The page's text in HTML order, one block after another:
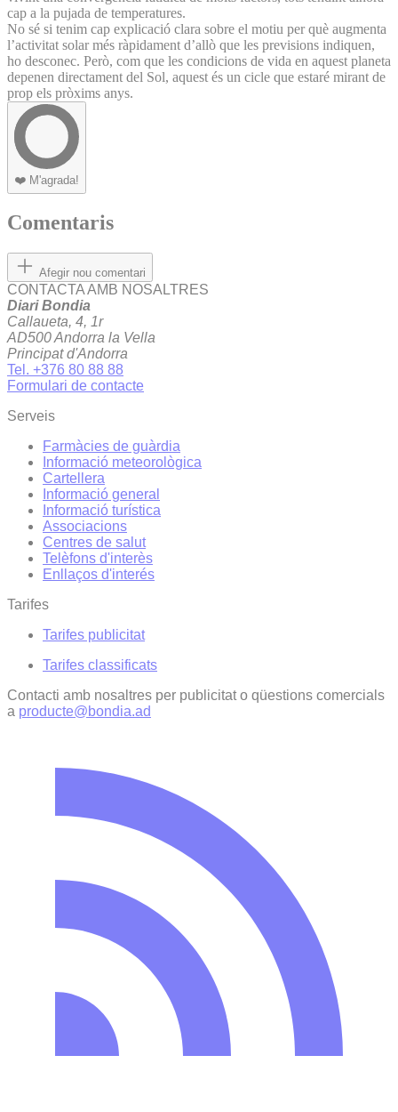
cap a la pujada de temperatures.
No sé si tenim cap explicació clara sobre el motiu per què augmenta
l’activitat solar més ràpidament d’allò que les previsions indiquen,
ho desconec. Però, com que les condicions de vida en aquest planeta
depenen directament del Sol, aquest és un cicle que estaré mirant de
prop els pròxims anys.
❤️ M'agrada!
Comentaris
Afegir nou comentari
CONTACTA AMB NOSALTRES
Diari Bondia
Callaueta, 4, 1r
AD500 Andorra la Vella
Principat d'Andorra
Tel. +376 80 88 88
Formulari de contacte
Serveis
Farmàcies de guàrdia
Informació meteorològica
Cartellera
Informació general
Informació turística
Associacions
Centres de salut
Telèfons d'interès
Enllaços d'interés
Tarifes
Tarifes publicitat
Tarifes classificats
Contacti amb nosaltres per publicitat o qüestions comercials
a producte@bondia.ad